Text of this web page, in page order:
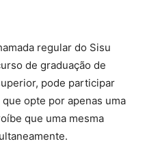
regular do Sisu
de graduação de
pode participar
opte por apenas uma
que uma mesma